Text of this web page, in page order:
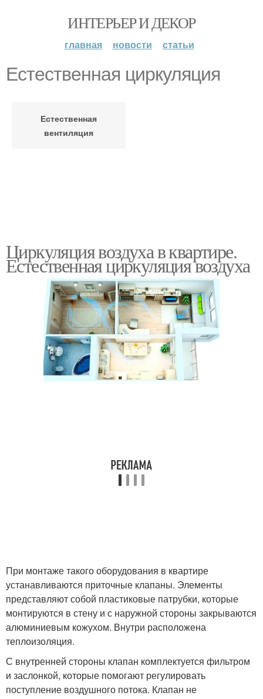
ИНТЕРЬЕР И ДЕКОР
главная новости статьи
Естественная циркуляция
Естественная
вентиляция
Циркуляция воздуха в квартире.
Естественная циркуляция воздуха
При монтаже такого оборудования в квартире
устанавливаются приточные клапаны. Элементы
представляют собой пластиковые патрубки, которые
монтируются в стену и с наружной стороны закрываются
алюминиевым кожухом. Внутри расположена
теплоизоляция.
С внутренней стороны клапан комплектуется фильтром
и заслонкой, которые помогают регулировать
поступление воздушного потока. Клапан не